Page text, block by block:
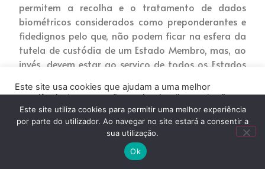
permitem a recolha e o tratamento de dados
biométricos considerados como preponderantes e
fidedignos pelo que, não podem ficar na esfera da
tutela de custódia de um Estado Membro, mas, ao
invés, devem estar ao serviço de todos os Estados
tratamento dos dados identificativos e por outro,
obrigam-se à troca dos mesmos, com outros
Estados Membros.
Pode assim falar-se num sistema de apoio à justiça
que deixou de ser feito apenas internamente, para
Este site usa cookies que ajudam a uma melhor
experiência de navegação no site. Ao clicar no botão
“Aceitar” ou continuar a visualizar o nosso site, você
concorda com o uso de cookies no nosso site.
Este site utiliza cookies para permitir uma melhor experiência
por parte do utilizador. Ao navegar no site estará a consentir a
sua utilização.
Ok